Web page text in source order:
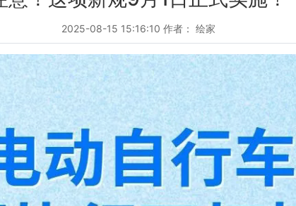
注意！这项新规9月1日正式实施！